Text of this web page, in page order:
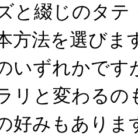
と綴じのタテ
方法を選びま
いずれかです
リと変わるの
好みもありま